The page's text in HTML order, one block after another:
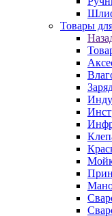
Товары